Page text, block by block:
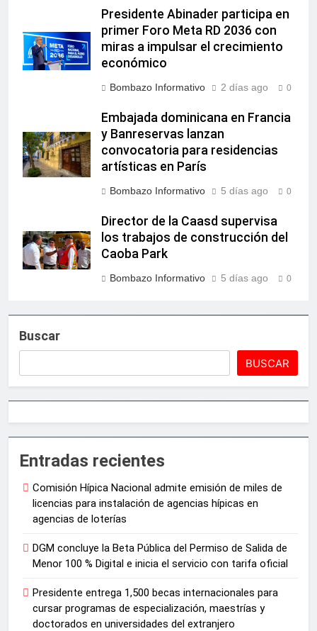
Presidente Abinader participa en
primer Foro Meta RD 2036 con
miras a impulsar el crecimiento
económico
Bombazo Informativo 2 días ago 0
Embajada dominicana en Francia
y Banreservas lanzan
convocatoria para residencias
artísticas en París
Bombazo Informativo 5 días ago 0
Director de la Caasd supervisa
los trabajos de construcción del
Caoba Park
Bombazo Informativo 5 días ago 0
Buscar
BUSCAR
Entradas recientes
Comisión Hípica Nacional admite emisión de miles de
licencias para instalación de agencias hípicas en
agencias de loterías
DGM concluye la Beta Pública del Permiso de Salida de
Menor 100 % Digital e inicia el servicio con tarifa oficial
Presidente entrega 1,500 becas internacionales para
cursar programas de especialización, maestrías y
doctorados en universidades del extranjero